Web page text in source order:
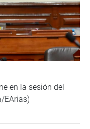
en la sesión del
EArias)